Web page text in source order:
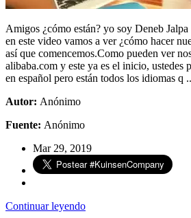
Amigos ¿cómo están? yo soy Deneb
en este video vamos a ver ¿cómo hacer
así que comencemos.Como pueden ver
alibaba.com y este ya es el inicio, ustedes
en español pero están todos los idiomas q
Autor: Anónimo
Fuente: Anónimo
Mar 29, 2019
Continuar leyendo